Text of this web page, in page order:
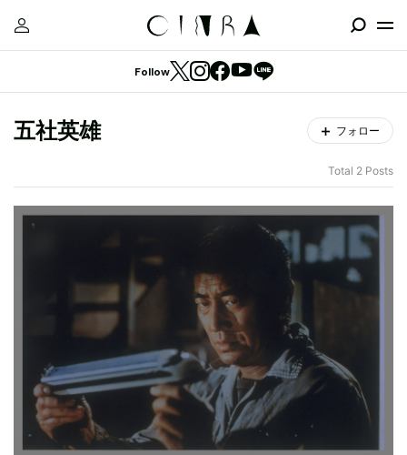
Follow
五社英雄 フォロー
Total 2 Posts